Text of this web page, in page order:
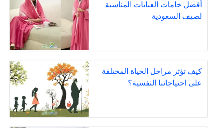
أفضل خامات العبايات المناسبة
لصيف السعودية
كيف تؤثر مراحل الحياة المختلفة
على احتياجاتنا النفسية؟